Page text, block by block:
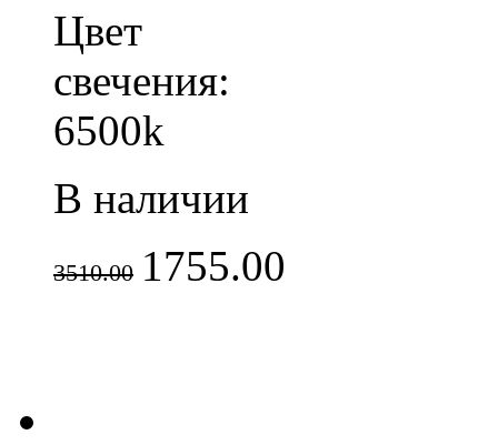
Цвет
свечения:
6500k
В наличии
3510.00 1755.00